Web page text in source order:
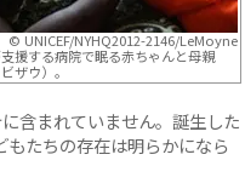
© UNICEF/NYHQ2012-2146/LeMoyne
援する病院で眠る赤ちゃんと母親
ザウ）。
含まれていません。誕生した
たちの存在は明らかになら